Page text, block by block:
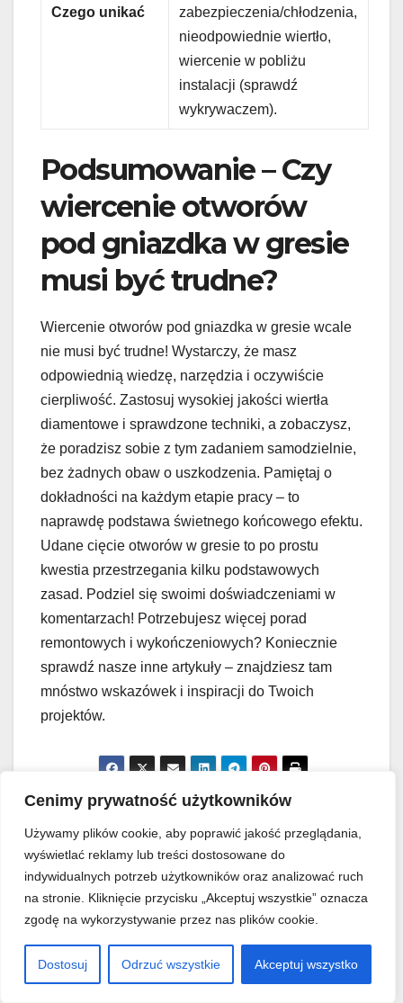
Cenimy prywatność użytkowników
Używamy plików cookie, aby poprawić jakość przeglądania,
wyświetlać reklamy lub treści dostosowane do
indywidualnych potrzeb użytkowników oraz analizować ruch
na stronie. Kliknięcie przycisku „Akceptuj wszystkie” oznacza
zgodę na wykorzystywanie przez nas plików cookie.
Dostosuj Odrzuć wszystkie Akceptuj wszystko
Czego unikać
zabezpieczenia/chłodzenia,
nieodpowiednie wiertło,
wiercenie w pobliżu
instalacji (sprawdź
wykrywaczem).
Podsumowanie – Czy
wiercenie otworów
pod gniazdka w gresie
musi być trudne?
Wiercenie otworów pod gniazdka w gresie wcale
nie musi być trudne! Wystarczy, że masz
odpowiednią wiedzę, narzędzia i oczywiście
cierpliwość. Zastosuj wysokiej jakości wiertła
diamentowe i sprawdzone techniki, a zobaczysz,
że poradzisz sobie z tym zadaniem samodzielnie,
bez żadnych obaw o uszkodzenia. Pamiętaj o
dokładności na każdym etapie pracy – to
naprawdę podstawa świetnego końcowego efektu.
Udane cięcie otworów w gresie to po prostu
kwestia przestrzegania kilku podstawowych
zasad. Podziel się swoimi doświadczeniami w
komentarzach! Potrzebujesz więcej porad
remontowych i wykończeniowych? Koniecznie
sprawdź nasze inne artykuły – znajdziesz tam
mnóstwo wskazówek i inspiracji do Twoich
projektów.
Nawigacja
wpisu
gipsowo-kartonowych bez
pęknięć: Jak użyć taśmy i
Wymiana starych rur
wodnych w pionie w bloku
bez kucia: Czy to w ogóle
możliwe?